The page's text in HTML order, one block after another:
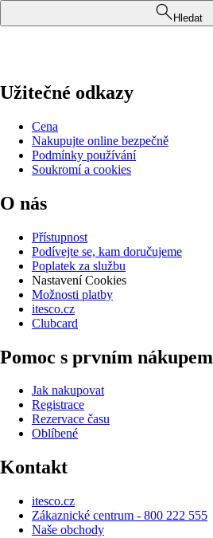
Hledat
Užitečné odkazy
Cena
Nakupujte online bezpečně
Podmínky používání
Soukromí a cookies
O nás
Přístupnost
Podívejte se, kam doručujeme
Poplatek za službu
Nastavení Cookies
Možnosti platby
itesco.cz
Clubcard
Pomoc s prvním nákupem
Jak nakupovat
Registrace
Rezervace času
Oblíbené
Kontakt
itesco.cz
Zákaznické centrum - 800 222 555
Naše obchody